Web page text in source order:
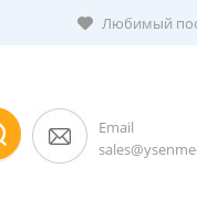
Любимый
Email